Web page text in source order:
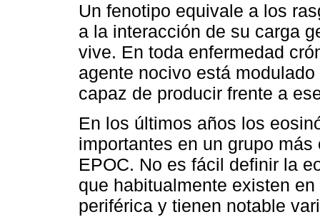
Un fenotipo equivale a los
a la interacción de su carga
vive. En toda enfermedad
agente nocivo está
capaz de producir frente a
En los últimos años los
importantes en un grupo
EPOC. No es fácil definir la
que habitualmente existen
periférica y tienen notable